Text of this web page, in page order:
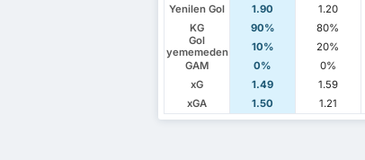
Yenilen Gol
1.90 1.20
KG
90% 80%
Gol
yememeden
10% 20%
GAM
0% 0%
xG
1.49 1.59
xGA
1.50 1.21